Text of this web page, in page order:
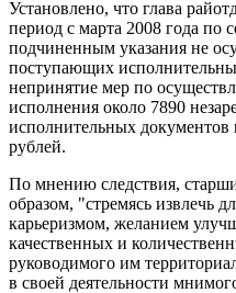
Установлено, что глава
период с марта 2008 года по
подчиненным указания не
поступающих
непринятие мер по
исполнения около 7890
исполнительных документов
рублей.
По мнению следствия,
образом, "стремясь извлечь
карьеризмом, желанием
качественных и
руководимого им
в своей деятельности